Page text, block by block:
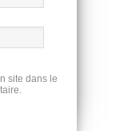
site dans le